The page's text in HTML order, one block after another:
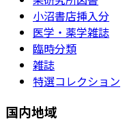
小沼書店挿入分
医学・薬学雑誌
臨時分類
雑誌
特選コレクション
国内地域